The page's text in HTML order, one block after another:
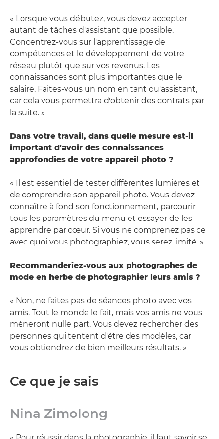
« Lorsque vous débutez, vous devez accepter
autant de tâches d'assistant que possible.
Concentrez-vous sur l'apprentissage de
compétences et le développement de votre
réseau plutôt que sur vos revenus. Les
connaissances sont plus importantes que le
salaire. Faites-vous un nom en tant qu'assistant,
car cela vous permettra d'obtenir des contrats par
la suite. »
Dans votre travail, dans quelle mesure est-il
important d'avoir des connaissances
approfondies de votre appareil photo ?
« Il est essentiel de tester différentes lumières et
de comprendre son appareil photo. Vous devez
connaître à fond son fonctionnement, parcourir
tous les paramètres du menu et essayer de les
apprendre par cœur. Si vous ne comprenez pas ce
avec quoi vous photographiez, vous serez limité. »
Recommanderiez-vous aux photographes de
mode en herbe de photographier leurs amis ?
« Non, ne faites pas de séances photo avec vos
amis. Tout le monde le fait, mais vos amis ne vous
mèneront nulle part. Vous devez rechercher des
personnes qui tentent d'être des modèles, car
vous obtiendrez de bien meilleurs résultats. »
Ce que je sais
Nina Zimolong